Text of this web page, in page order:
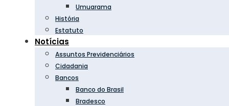
Umuarama
História
Estatuto
Notícias
Assuntos Previdenciários
Cidadania
Bancos
Banco do Brasil
Bradesco